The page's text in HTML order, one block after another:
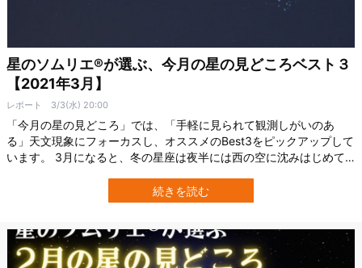
星のソムリエ®が選ぶ、今月の星の見どころベスト３
【2021年3月】
レポート 3/3(水) 20:00
「今月の星の見どころ」では、「手軽に見られて観測しがいのあ
る」天文現象にフォーカスし、オススメのBest3をピックアップして
います。 3月になると、冬の星座は夜半には西の空に沈みはじめて
につくようになってきました。 また、梅や桜が次々に咲き出すシー
ズンなので、花と月見が楽しみな季節ですね。 それでは、「星のソ
続きを読む